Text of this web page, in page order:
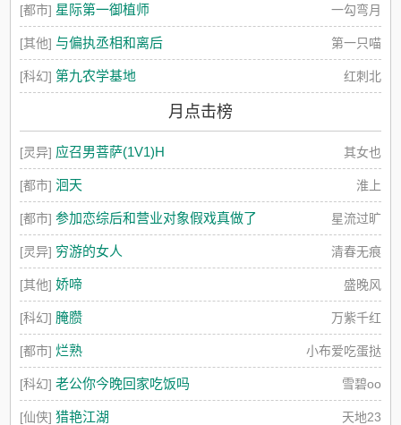
[都市] 星际第一御植师 一勾弯月
[其他]与偏执丞相和离后 第一只喵
[科幻] 第九农学基地 红刺北
月点击榜
[灵异] 应召男菩萨(1V1)H 其女也
[都市]洄天 淮上
[都市]参加恋综后和营业对象假戏真做了 星流过旷
[灵异] 穷游的女人 清春无痕
[其他]娇啼 盛晚风
[科幻] 腌臜 万紫千红
[都市]烂熟 小布爱吃蛋挞
[科幻]老公你今晚回家吃饭吗 雪碧oo
[仙侠]猎艳江湖 天地23